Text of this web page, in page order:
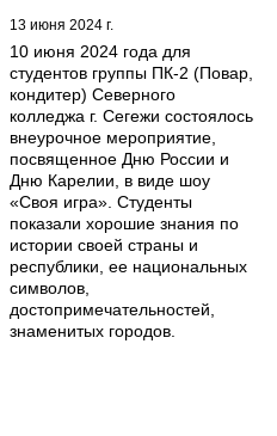
13 июня 2024 г.
10 июня 2024 года для
студентов группы ПК-2 (Повар,
кондитер) Северного
колледжа г. Сегежи состоялось
внеурочное мероприятие,
посвященное Дню России и
Дню Карелии, в виде шоу
«Своя игра». Студенты
показали хорошие знания по
истории своей страны и
республики, ее национальных
символов,
достопримечательностей,
знаменитых городов.